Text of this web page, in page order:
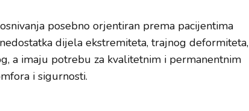
posebno orjentiran prema pacijentima
dijela ekstremiteta, trajnog deformiteta,
a imaju potrebu za kvalitetnim i permanentnim
i sigurnosti.